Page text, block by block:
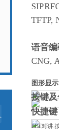
SIP
TFTP,
语音编
CNG,
图形显示
按键
快捷键
PPT对讲